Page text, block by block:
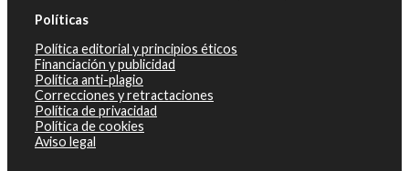
Políticas
Política editorial y principios éticos
Financiación y publicidad
Política anti-plagio
Correcciones y retractaciones
Política de privacidad
Política de cookies
Aviso legal